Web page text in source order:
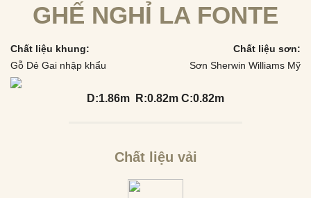
GHẾ NGHỈ LA FONTE
Chất liệu khung:
Gỗ Dẻ Gai nhập khẩu
Chất liệu sơn:
Sơn Sherwin Williams Mỹ
D:1.86m R:0.82m C:0.82m
Chất liệu vải